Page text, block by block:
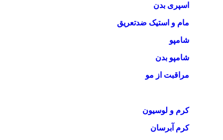
اسپری بدن
مام و استیک ضدتعریق
شامپو
شامپو بدن
مراقبت از مو
کرم و لوسیون
کرم آبرسان